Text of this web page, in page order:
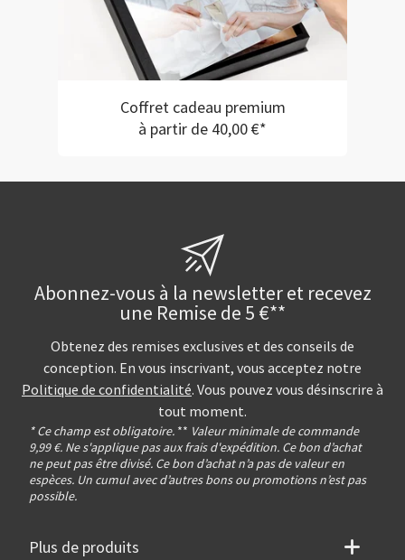
Coffret cadeau premium
à partir de 40,00 €*
Abonnez-vous à la newsletter et recevez
une Remise de 5 €**
Obtenez des remises exclusives et des conseils de
conception. En vous inscrivant, vous acceptez notre
Politique de confidentialité. Vous pouvez vous désinscrire à
tout moment.
* Ce champ est obligatoire. ** Valeur minimale de commande
9,99 €. Ne s'applique pas aux frais d'expédition. Ce bon d’achat
ne peut pas être divisé. Ce bon d’achat n’a pas de valeur en
espèces. Un cumul avec d’autres bons ou promotions n’est pas
possible.
Plus de produits